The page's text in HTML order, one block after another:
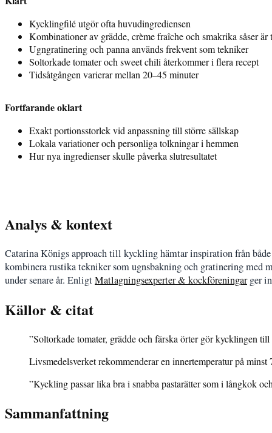
Kycklingfilé utgör ofta huvudingrediensen
Kombinationer av grädde, crème fraîche och smakrika såser är
Ugngratinering och panna används frekvent som tekniker
Soltorkade tomater och sweet chili återkommer i flera recept
Tidsåtgången varierar mellan 20–45 minuter
Fortfarande oklart
Exakt portionsstorlek vid anpassning till större sällskap
Lokala variationer och personliga tolkningar i hemmen
Hur nya ingredienser skulle påverka slutresultatet
Analys & kontext
Catarina Königs approach till kyckling hämtar inspiration från
kombinera rustika tekniker som ugnsbakning och gratinering med
under senare år. EnligtMatlagningsexperter & kockföreningarger
Källor & citat
”Soltorkade tomater, grädde och färska örter gör kycklingen
Livsmedelsverket rekommenderar en innertemperatur på
”Kyckling passar lika bra i snabba pastarätter som i långkok
Sammanfattning